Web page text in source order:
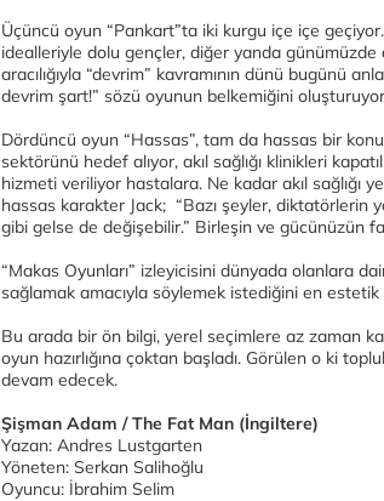
Üçüncü oyun “Pankart”ta iki kurgu içe içe geçiyor.
idealleriyle dolu gençler, diğer yanda
aracılığıyla “devrim” kavramının dünü bugünü
devrim şart!” sözü oyunun belkemiğini
Dördüncü oyun “Hassas”, tam da hassas bir
sektörünü hedef alıyor, akıl sağlığı klinikleri
hizmeti veriliyor hastalara. Ne kadar akıl sağlığı
hassas karakter Jack; “Bazı şeyler, diktatörlerin
gibi gelse de değişebilir.” Birleşin ve gücünüzün
“Makas Oyunları” izleyicisini dünyada olanlara
sağlamak amacıyla söylemek istediğini en
Bu arada bir ön bilgi, yerel seçimlere az zaman
oyun hazırlığına çoktan başladı. Görülen o ki
devam edecek.
Şişman Adam / The Fat Man (İngiltere)
Yazan: Andres Lustgarten
Yöneten: Serkan Salihoğlu
Oyuncu: İbrahim Selim